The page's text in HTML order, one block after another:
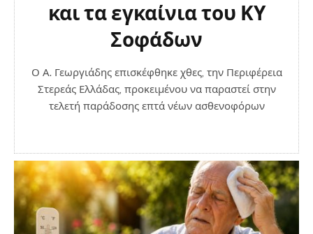
και τα εγκαίνια του ΚΥ
Σοφάδων
Ο Α. Γεωργιάδης επισκέφθηκε χθες, την Περιφέρεια
Στερεάς Ελλάδας, προκειμένου να παραστεί στην
τελετή παράδοσης επτά νέων ασθενοφόρων